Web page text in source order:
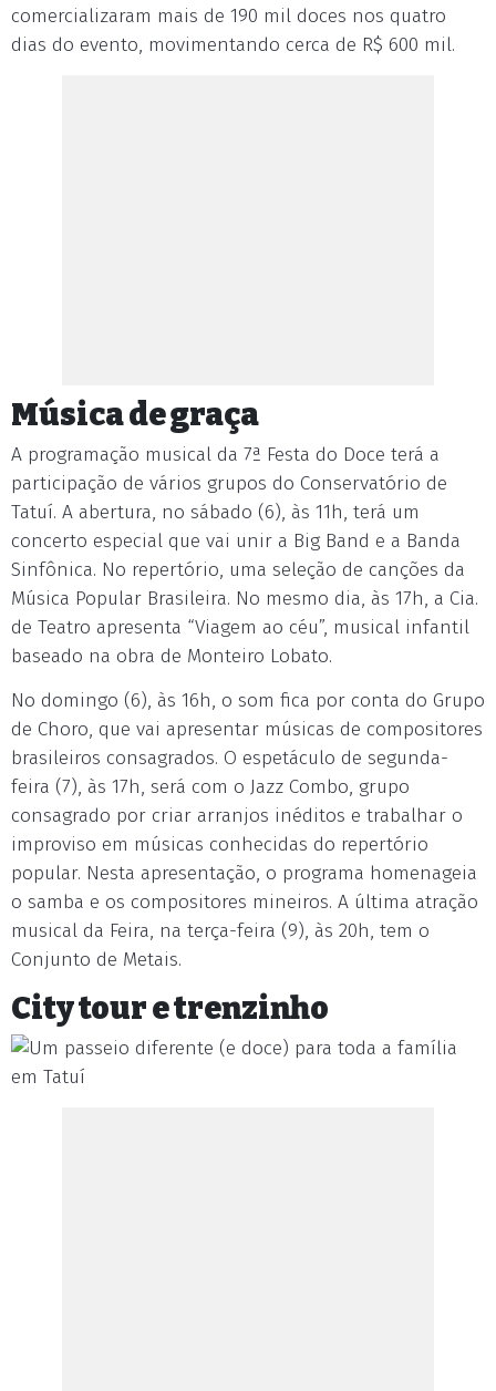
comercializaram mais de 190 mil doces nos quatro
dias do evento, movimentando cerca de R$ 600 mil.
Música de graça
A programação musical da 7ª Festa do Doce terá a
participação de vários grupos do Conservatório de
Tatuí. A abertura, no sábado (6), às 11h, terá um
concerto especial que vai unir a Big Band e a Banda
Sinfônica. No repertório, uma seleção de canções da
Música Popular Brasileira. No mesmo dia, às 17h, a Cia.
de Teatro apresenta “Viagem ao céu”, musical infantil
baseado na obra de Monteiro Lobato.
No domingo (6), às 16h, o som fica por conta do Grupo
de Choro, que vai apresentar músicas de compositores
brasileiros consagrados. O espetáculo de segunda-
feira (7), às 17h, será com o Jazz Combo, grupo
consagrado por criar arranjos inéditos e trabalhar o
improviso em músicas conhecidas do repertório
popular. Nesta apresentação, o programa homenageia
o samba e os compositores mineiros. A última atração
musical da Feira, na terça-feira (9), às 20h, tem o
Conjunto de Metais.
City tour e trenzinho